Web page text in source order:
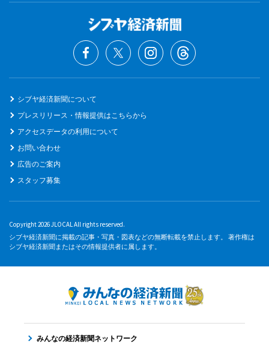
シブヤ経済新聞について
プレスリリース・情報提供はこちらから
アクセスデータの利用について
お問い合わせ
広告のご案内
スタッフ募集
Copyright 2026 JLOCAL All rights reserved.
シブヤ経済新聞に掲載の記事・写真・図表などの無断転載を禁止します。 著作権は
シブヤ経済新聞またはその情報提供者に属します。
みんなの経済新聞ネットワーク